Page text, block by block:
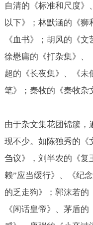
自清的《标准和尺度》
以下》；林默涵的《狮
《血书》；胡风的《
徐懋庸的《打杂集》、
超的《长夜集》、《未
笔》；秦牧的《秦牧杂
由于杂文集花团锦簇，
现不少。如陈独秀的《
刍议》，刘半农的《复
赖”应当缓行》、《纪
的乏走狗》；郭沫若的
《闲话皇帝》、茅盾